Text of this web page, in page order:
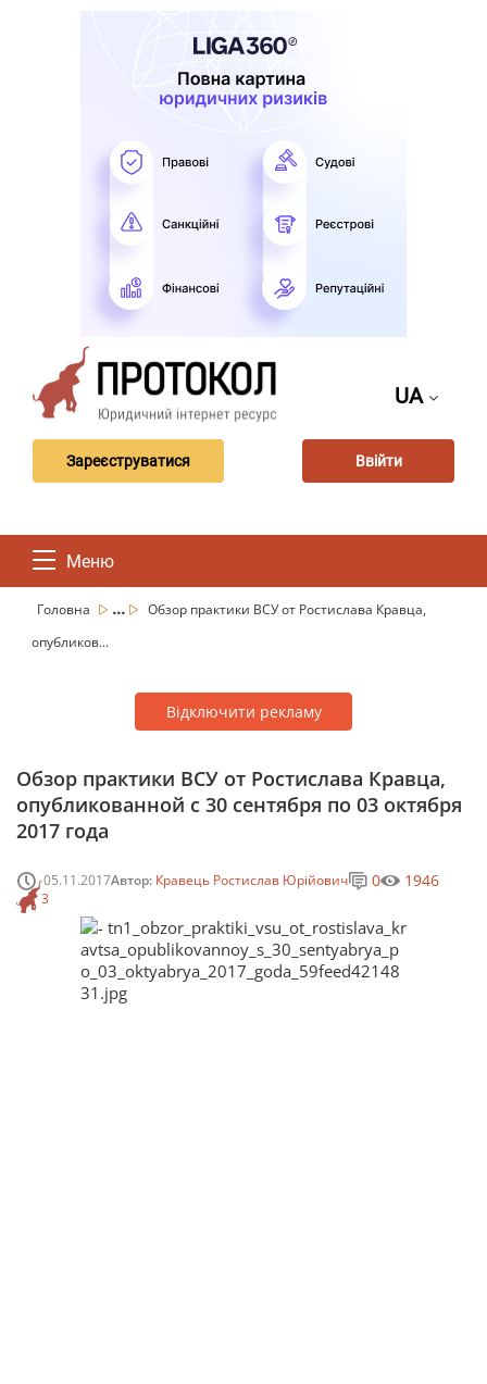
UA
Зареєструватися Ввійти
Меню
Головна ...
Обзор практики ВСУ от Ростислава Кравца,
опубликов...
Відключити рекламу
Обзор практики ВСУ от Ростислава Кравца,
опубликованной с 30 сентября по 03 октября
2017 года
05.11.2017Автор: Кравець Ростислав Юрійович
3
0 1946